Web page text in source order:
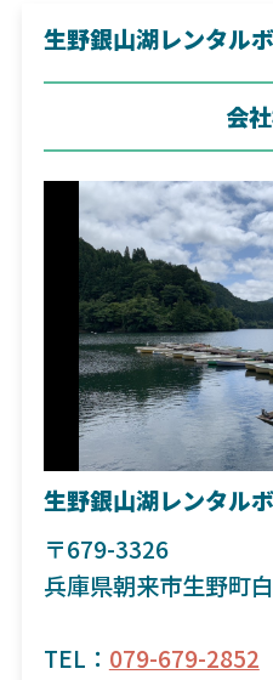
生野銀山湖レンタル
会
生野銀山湖レンタル
〒679-3326
兵庫県朝来市生野町
TEL： 079-679-2852